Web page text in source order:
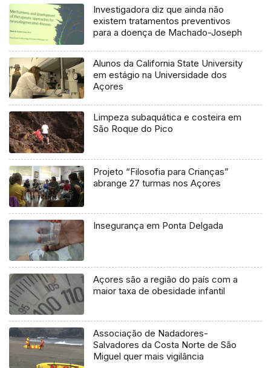
Investigadora diz que ainda não
existem tratamentos preventivos
para a doença de Machado-Joseph
Alunos da California State University
em estágio na Universidade dos
Açores
Limpeza subaquática e costeira em
São Roque do Pico
Projeto “Filosofia para Crianças”
abrange 27 turmas nos Açores
Insegurança em Ponta Delgada
Açores são a região do país com a
maior taxa de obesidade infantil
Associação de Nadadores-
Salvadores da Costa Norte de São
Miguel quer mais vigilância